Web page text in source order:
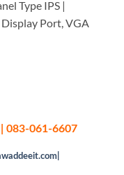
Type IPS |
Port, VGA
083-061-6607